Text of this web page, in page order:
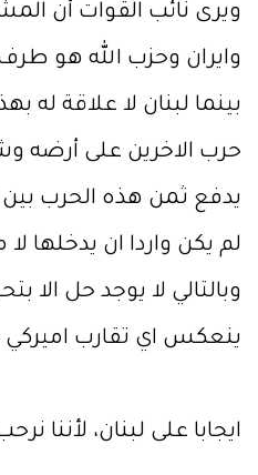
ويرى نائب القوات أن
وايران وحزب الله هو
بينما لبنان لا علاقة له
حرب الاخرين على أرضه
يدفع ثمن هذه الحرب بين
لم يكن واردا ان يدخلها
وبالتالي لا يوجد حل الا
ينعكس اي تقارب اميركي -
ايجابا على لبنان، لأننا